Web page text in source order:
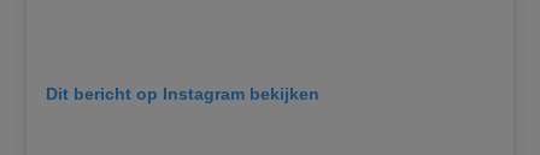
Dit bericht op Instagram bekijken